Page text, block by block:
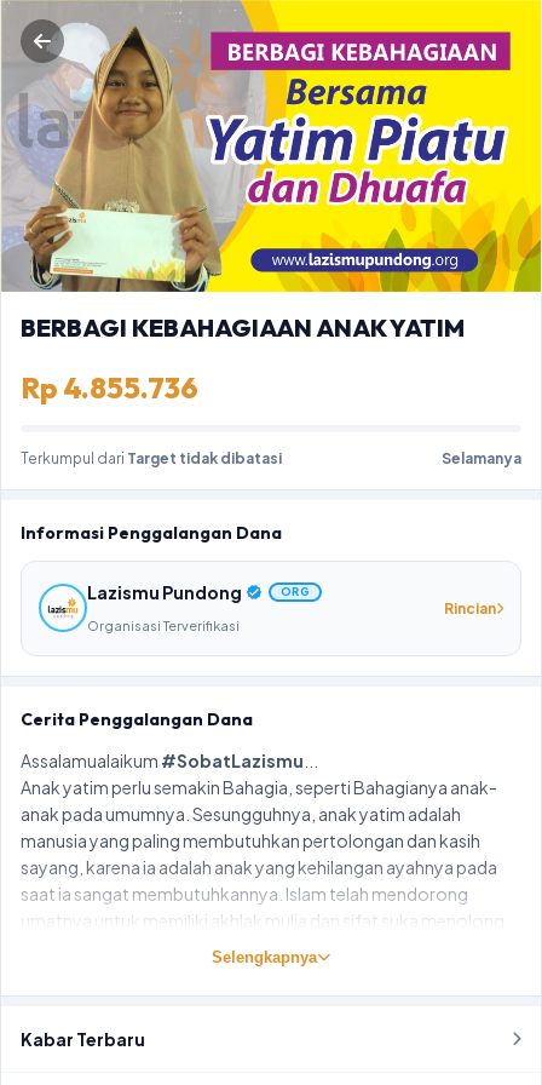
BERBAGI KEBAHAGIAAN ANAK YATIM
Rp 4.855.736
Terkumpul dari Target tidak dibatasi Selamanya
Informasi Penggalangan Dana
Lazismu Pundong ORG
Organisasi Terverifikasi
Rincian
Cerita Penggalangan Dana
Assalamualaikum #SobatLazismu
Anak yatim perlu semakin Bahagia, seperti Bahagianya anak-
anak pada umumnya. Sesungguhnya, anak yatim adalah
manusia yang paling membutuhkan pertolongan dan kasih
sayang, karena ia adalah anak yang kehilangan ayahnya pada
saat ia sangat membutuhkannya. Islam telah mendorong
umatnya untuk memiliki akhlak mulia dan sifat suka menolong,
salah satunya adalah menyantuni anak yatim.
Dari Abu Hurairah radhiyallahu ‘anhu, ia berkata bahwa Rasulullah
shallallahu ‘alaihi wa sallam bersabda, “Orang yang berusaha
yang berjuang di jalan Allah. Dia juga laksana orang yang
Selengkapnya
Kabar Terbaru